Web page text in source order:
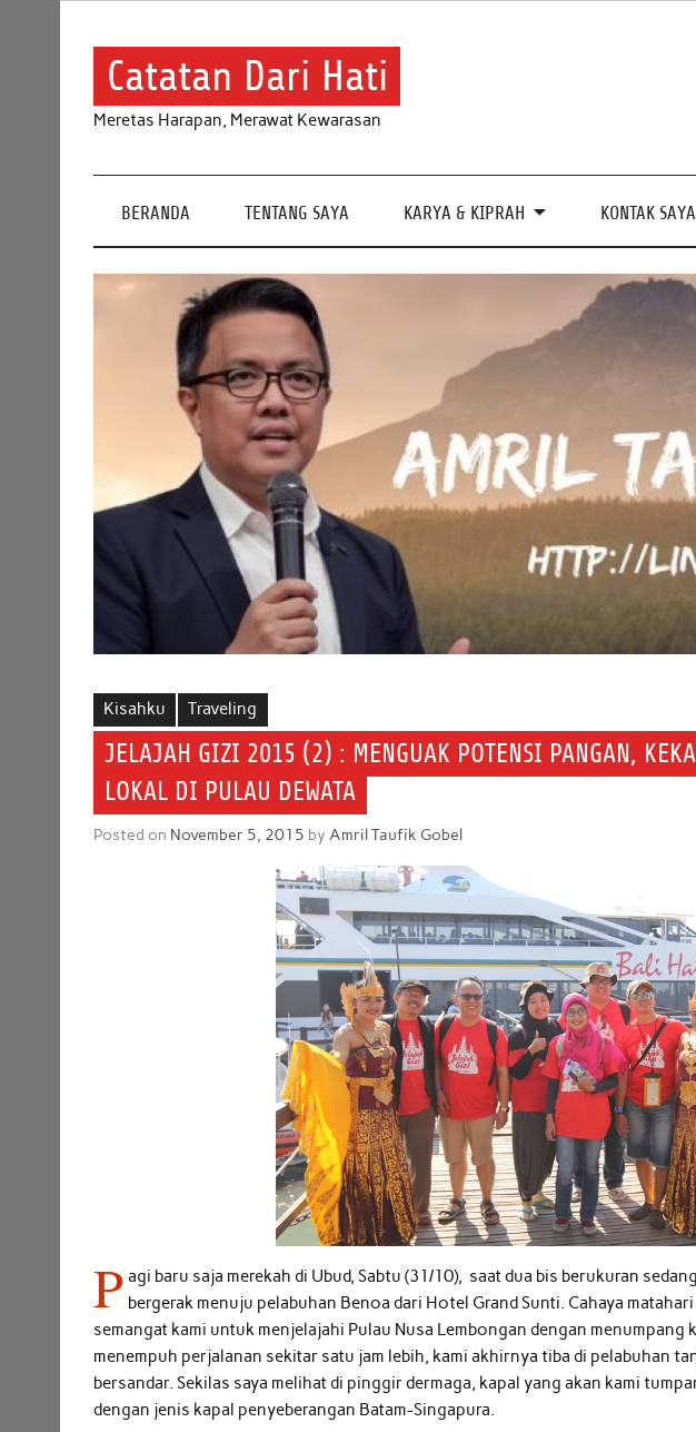
Catatan Dari Hati
Meretas Harapan, Merawat Kewarasan
BERANDA TENTANG SAYA KARYA & KIPRAH KONTAK SAYA
Kisahku Traveling
JELAJAH GIZI 2015 (2) : MENGUAK POTENSI PANGAN,
LOKAL DI PULAU DEWATA
Posted on November 5, 2015 byAmril Taufik Gobel
P agi baru saja merekah di Ubud, Sabtu (31/10), saat dua bis berukuran
bergerak menuju pelabuhan Benoa dari Hotel Grand Sunti. Cahaya
semangat kami untuk menjelajahi Pulau Nusa Lembongan dengan menumpang
menempuh perjalanan sekitar satu jam lebih, kami akhirnya tiba di pelabuhan
bersandar. Sekilas saya melihat di pinggir dermaga, kapal yang akan kami
dengan jenis kapal penyeberangan Batam-Singapura.